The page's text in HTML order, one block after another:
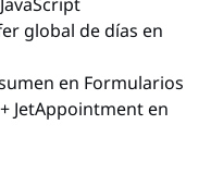
global de días en
en Formularios
JetAppointment en